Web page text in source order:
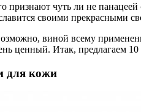
признают чуть ли не
своими прекрасными
виной всему
ценный. Итак, предлагаем
для кожи